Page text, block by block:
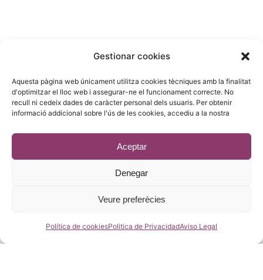
Gestionar cookies
Aquesta pàgina web únicament utilitza cookies tècniques amb la finalitat
d'optimitzar el lloc web i assegurar-ne el funcionament correcte. No
recull ni cedeix dades de caràcter personal dels usuaris. Per obtenir
informació addicional sobre l'ús de les cookies, accediu a la nostra
Aceptar
Denegar
Veure preferècies
Política de cookiesPolitica de PrivacidadAviso Legal
08028 Barcelona
93 215 14 13
riera1(@)rieragroup.com
© 2023 - Desenvolupament